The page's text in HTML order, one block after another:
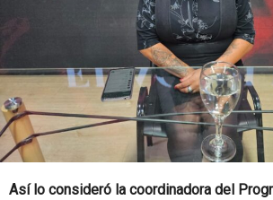
Así lo consideró la coordinadora del